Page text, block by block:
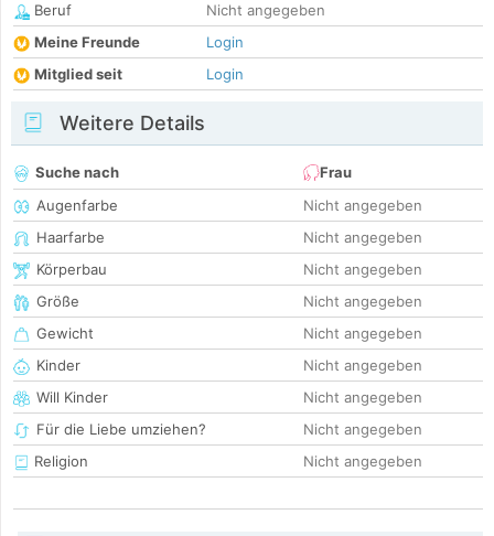
Beruf
Nicht angegeben
Meine Freunde
Login
Mitglied seit
Login
Weitere Details
Suche nach
Frau
Augenfarbe
Nicht angegeben
Haarfarbe
Nicht angegeben
Körperbau
Nicht angegeben
Größe
Nicht angegeben
Gewicht
Nicht angegeben
Kinder
Nicht angegeben
Will Kinder
Nicht angegeben
Für die Liebe umziehen?
Nicht angegeben
Religion
Nicht angegeben